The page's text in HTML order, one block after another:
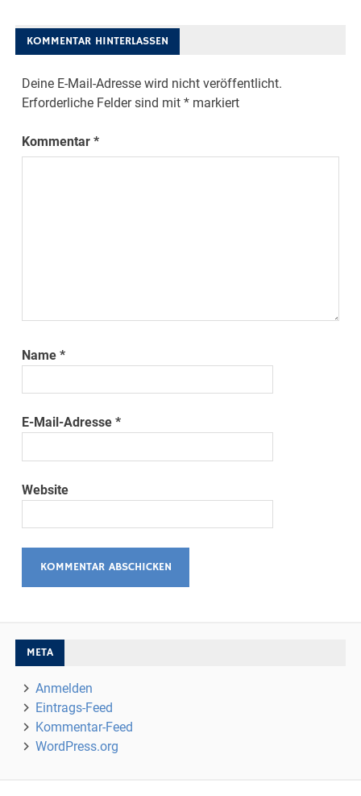
KOMMENTAR HINTERLASSEN
Deine E-Mail-Adresse wird nicht veröffentlicht.
Erforderliche Felder sind mit* markiert
Kommentar*
Name*
E-Mail-Adresse*
Website
META
Anmelden
Eintrags-Feed
Kommentar-Feed
WordPress.org